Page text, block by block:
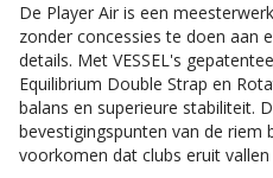
De Player Air is een
zonder concessies te doen aan
details. Met VESSEL's
Equilibrium Double Strap en
balans en superieure stabiliteit.
bevestigingspunten van de riem
voorkomen dat clubs eruit